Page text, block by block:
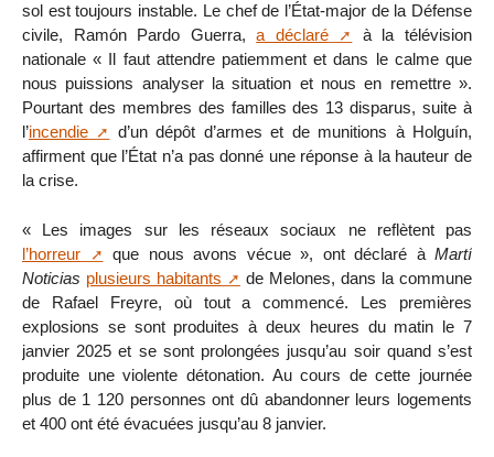
sol est toujours instable. Le chef de l’État-major de la Défense
civile, Ramón Pardo Guerra,a déclaré
à la télévision
nationale « Il faut attendre patiemment et dans le calme que
nous puissions analyser la situation et nous en remettre ».
Pourtant des membres des familles des 13 disparus, suite à
l’incendie
d’un dépôt d’armes et de munitions à Holguín,
affirment que l’État n’a pas donné une réponse à la hauteur de
la crise.
« Les images sur les réseaux sociaux ne reflètent pas
l’horreur
que nous avons vécue », ont déclaré à Martí
Noticias plusieurs habitants
de Melones, dans la commune
de Rafael Freyre, où tout a commencé. Les premières
explosions se sont produites à deux heures du matin le 7
janvier 2025 et se sont prolongées jusqu’au soir quand s’est
produite une violente détonation. Au cours de cette journée
plus de 1 120 personnes ont dû abandonner leurs logements
et 400 ont été évacuées jusqu’au 8 janvier.